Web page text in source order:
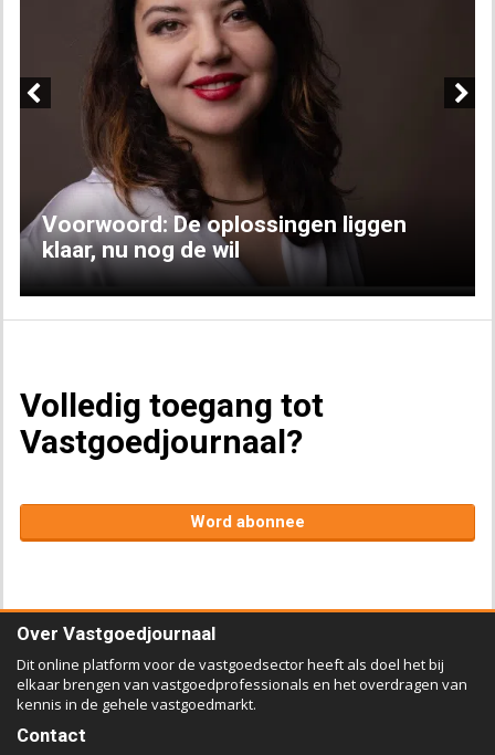
Voorwoord: De oplossingen liggen
klaar, nu nog de wil
Volledig toegang tot
Vastgoedjournaal?
Word abonnee
Over Vastgoedjournaal
Dit online platform voor de vastgoedsector heeft als doel het bij
elkaar brengen van vastgoedprofessionals en het overdragen van
kennis in de gehele vastgoedmarkt.
Contact